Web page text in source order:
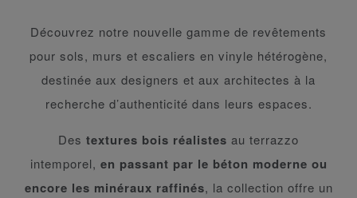
Découvrez notre nouvelle gamme de revêtements
pour sols, murs et escaliers en vinyle hétérogène,
destinée aux designers et aux architectes à la
recherche d’authenticité dans leurs espaces.
Des textures bois réalistes au terrazzo
intemporel, en passant par le béton moderne ou
encore les minéraux raffinés, la collection offre un